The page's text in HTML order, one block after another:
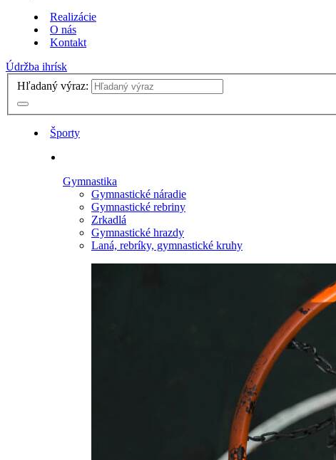
Realizácie
O nás
Kontakt
Údržba ihrísk
Hľadaný výraz:
Športy
Gymnastika
Gymnastické náradie
Gymnastické rebriny
Zrkadlá
Gymnastické hrazdy
Laná, rebríky, gymnastické kruhy